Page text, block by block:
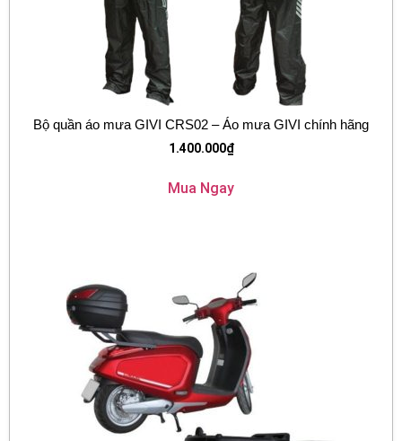
Bộ quần áo mưa GIVI CRS02 – Áo mưa GIVI chính hãng
1.400.000₫
Mua Ngay